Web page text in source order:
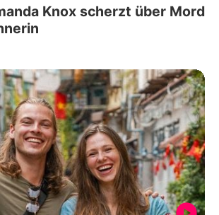
Knox scherzt über Mord